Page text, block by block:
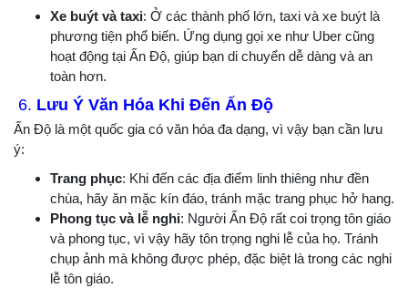
Xe buýt và taxi: Ở các thành phố lớn, taxi và xe buýt là
phương tiện phổ biến. Ứng dụng gọi xe như Uber cũng
hoạt động tại Ấn Độ, giúp bạn di chuyển dễ dàng và an
toàn hơn.
6. Lưu Ý Văn Hóa Khi Đến Ấn Độ
Ấn Độ là một quốc gia có văn hóa đa dạng, vì vậy bạn cần lưu
ý:
Trang phục: Khi đến các địa điểm linh thiêng như đền
chùa, hãy ăn mặc kín đáo, tránh mặc trang phục hở hang.
Phong tục và lễ nghi: Người Ấn Độ rất coi trọng tôn giáo
và phong tục, vì vậy hãy tôn trọng nghi lễ của họ. Tránh
chụp ảnh mà không được phép, đặc biệt là trong các nghi
lễ tôn giáo.